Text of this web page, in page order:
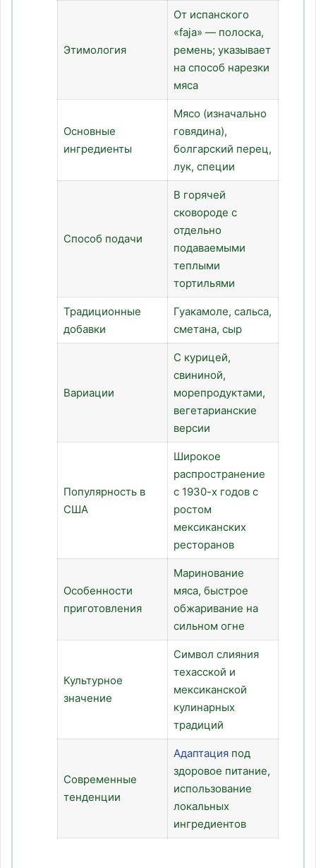
Этимология
От испанского
«faja» — полоска,
ремень; указывает
на способ нарезки
мяса
Основные
ингредиенты
Мясо (изначально
говядина),
болгарский перец,
лук, специи
Способ подачи
В горячей
сковороде с
отдельно
подаваемыми
теплыми
тортильями
Традиционные
добавки
Гуакамоле, сальса,
сметана, сыр
Вариации
С курицей,
свининой,
морепродуктами,
вегетарианские
версии
Популярность в
США
Широкое
распространение
с 1930-х годов с
ростом
мексиканских
ресторанов
Особенности
приготовления
Маринование
мяса, быстрое
обжаривание на
сильном огне
Культурное
значение
Символ слияния
техасской и
мексиканской
кулинарных
традиций
Современные
тенденции
Адаптацияпод
здоровое питание,
использование
локальных
ингредиентов